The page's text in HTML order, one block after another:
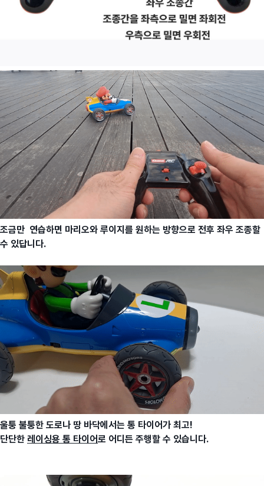
조금만 연습하면 마리오와 루이지를 원하는 방향으로 전후 좌우 조종할
수 있답니다.
울퉁 불퉁한 도로나 땅 바닥에서는 통 타이어가 최고!
단단한 레이싱용 통 타이어로 어디든 주행할 수 있습니다.